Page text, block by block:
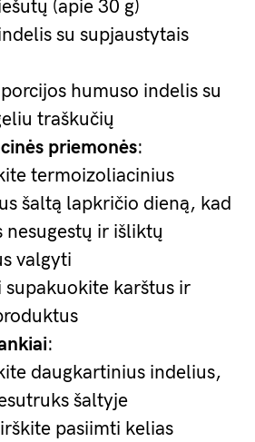
(apie 30 g)
su supjaustytais
humuso indelis su
traškučių
priemonės:
termoizoliacinius
šaltą lapkričio dieną, kad
nesugestų ir išliktų
valgyti
supakuokite karštus ir
:
daugkartinius indelius,
šaltyje
pasiimti kelias